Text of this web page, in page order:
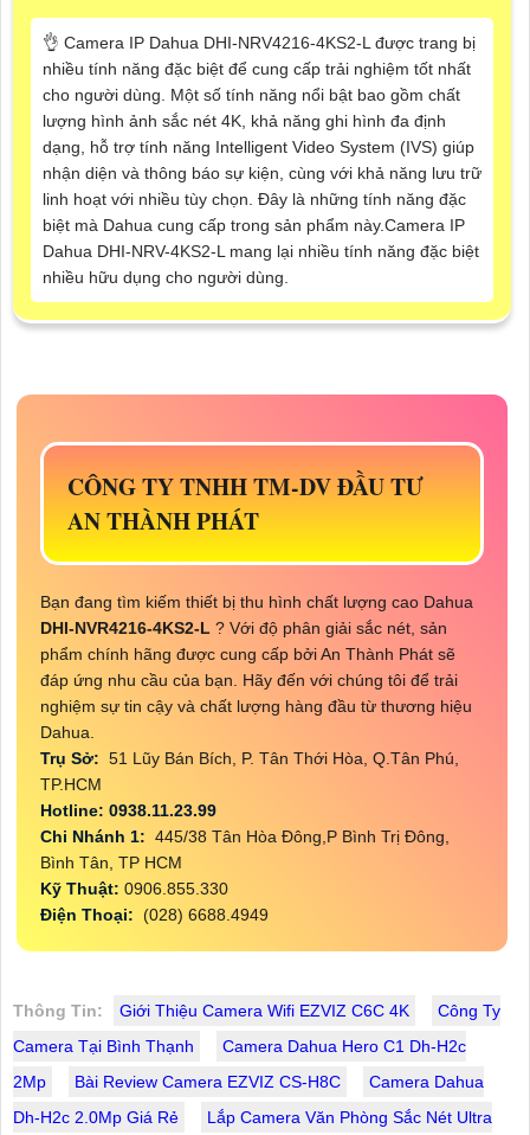
👌 Camera IP Dahua DHI-NRV4216-4KS2-L được trang bị
nhiều tính năng đặc biệt để cung cấp trải nghiệm tốt nhất
cho người dùng. Một số tính năng nổi bật bao gồm chất
lượng hình ảnh sắc nét 4K, khả năng ghi hình đa định
dạng, hỗ trợ tính năng Intelligent Video System (IVS) giúp
nhận diện và thông báo sự kiện, cùng với khả năng lưu trữ
linh hoạt với nhiều tùy chọn. Đây là những tính năng đặc
biệt mà Dahua cung cấp trong sản phẩm này.Camera IP
Dahua DHI-NRV-4KS2-L mang lại nhiều tính năng đặc biệt
nhiều hữu dụng cho người dùng.
CÔNG TY TNHH TM-DV ĐẦU TƯ
AN THÀNH PHÁT
Bạn đang tìm kiếm thiết bị thu hình chất lượng cao Dahua
DHI-NVR4216-4KS2-L ? Với độ phân giải sắc nét, sản
phẩm chính hãng được cung cấp bởi An Thành Phát sẽ
đáp ứng nhu cầu của bạn. Hãy đến với chúng tôi để trải
nghiệm sự tin cậy và chất lượng hàng đầu từ thương hiệu
Dahua.
Trụ Sở: 51 Lũy Bán Bích, P. Tân Thới Hòa, Q.Tân Phú,
TP.HCM
Hotline: 0938.11.23.99
Chi Nhánh 1: 445/38 Tân Hòa Đông,P Bình Trị Đông,
Bình Tân, TP HCM
Kỹ Thuật: 0906.855.330
Điện Thoại: (028) 6688.4949
Thông Tin: Giới Thiệu Camera Wifi EZVIZ C6C 4K
Công Ty
Camera Tại Bình Thạnh
Camera Dahua Hero C1 Dh-H2c
2Mp
Bài Review Camera EZVIZ CS-H8C
Camera Dahua
Dh-H2c 2.0Mp Giá Rẻ
Lắp Camera Văn Phòng Sắc Nét Ultra